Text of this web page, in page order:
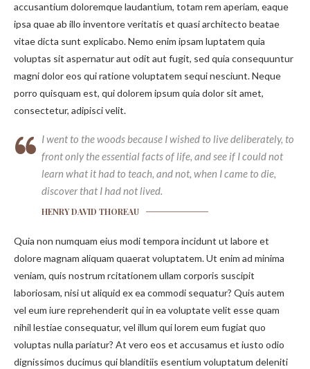
accusantium doloremque laudantium, totam rem aperiam, eaque
ipsa quae ab illo inventore veritatis et quasi architecto beatae
vitae dicta sunt explicabo. Nemo enim ipsam luptatem quia
voluptas sit aspernatur aut odit aut fugit, sed quia consequuntur
magni dolor eos qui ratione voluptatem sequi nesciunt. Neque
porro quisquam est, qui dolorem ipsum quia dolor sit amet,
consectetur, adipisci velit.
I went to the woods because I wished to live deliberately, to
front only the essential facts of life, and see if I could not
learn what it had to teach, and not, when I came to die,
discover that I had not lived.
HENRY DAVID THOREAU
Quia non numquam eius modi tempora incidunt ut labore et
dolore magnam aliquam quaerat voluptatem. Ut enim ad minima
veniam, quis nostrum rcitationem ullam corporis suscipit
laboriosam, nisi ut aliquid ex ea commodi sequatur? Quis autem
vel eum iure reprehenderit qui in ea voluptate velit esse quam
nihil lestiae consequatur, vel illum qui lorem eum fugiat quo
voluptas nulla pariatur? At vero eos et accusamus et iusto odio
dignissimos ducimus qui blanditiis esentium voluptatum deleniti